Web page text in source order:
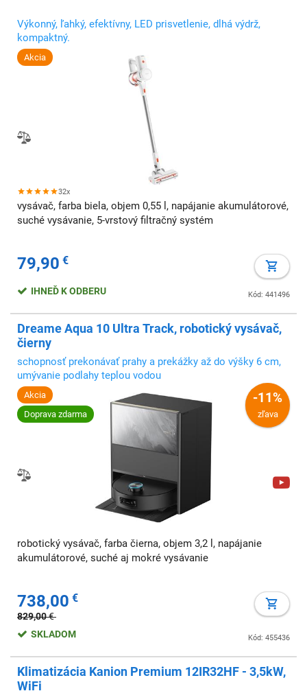
Výkonný, ľahký, efektívny, LED prisvetlenie, dlhá výdrž,
kompaktný.
Akcia
32x
vysávač, farba biela, objem 0,55 l, napájanie akumulátorové,
suché vysávanie, 5-vrstový filtračný systém
79,90 €
Kód: 441496
IHNEĎ K ODBERU
Dreame Aqua 10 Ultra Track, robotický vysávač,
čierny
schopnosť prekonávať prahy a prekážky až do výšky 6 cm,
umývanie podlahy teplou vodou
Akcia
Doprava zdarma
-11%
zľava
robotický vysávač, farba čierna, objem 3,2 l, napájanie
akumulátorové, suché aj mokré vysávanie
738,00 €
829,00€
Kód: 455436
SKLADOM
Klimatizácia Kanion Premium 12IR32HF - 3,5kW,
WiFi